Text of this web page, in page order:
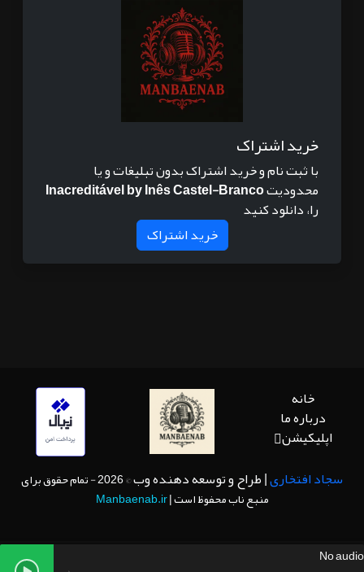
No audio
خرید اشتراک
با ثبت نام و خرید اشتراک بدون تبلیغات و یا
محدودیتInacreditável by Inês Castel-Branco
را، دانلود کنید
خرید اشتراک
خانه
درباره ما
اپلیکیشن
سجاد افتخاری| طراح و توسعه دهنده وب
© 2026 - تمام حقوق برای
منبع ناب محفوظ است |Manbaenab.ir